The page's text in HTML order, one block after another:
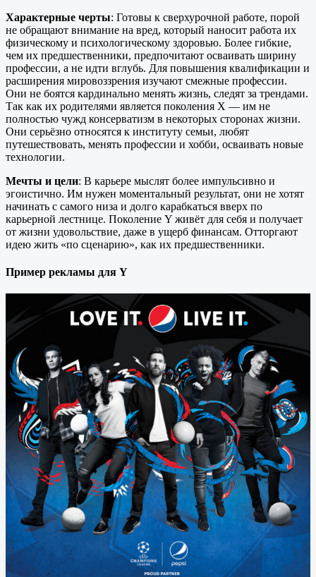
Характерные черты: Готовы к сверхурочной работе, порой
не обращают внимание на вред, который наносит работа их
физическому и психологическому здоровью. Более гибкие,
чем их предшественники, предпочитают осваивать ширину
профессии, а не идти вглубь. Для повышения квалификации и
расширения мировоззрения изучают смежные профессии.
Они не боятся кардинально менять жизнь, следят за трендами.
Так как их родителями является поколения X — им не
полностью чужд консерватизм в некоторых сторонах жизни.
Они серьёзно относятся к институту семьи, любят
путешествовать, менять профессии и хобби, осваивать новые
технологии.
Мечты и цели: В карьере мыслят более импульсивно и
эгоистично. Им нужен моментальный результат, они не хотят
начинать с самого низа и долго карабкаться вверх по
карьерной лестнице. Поколение Y живёт для себя и получает
от жизни удовольствие, даже в ущерб финансам. Отторгают
идею жить «по сценарию», как их предшественники.
Пример рекламы для Y